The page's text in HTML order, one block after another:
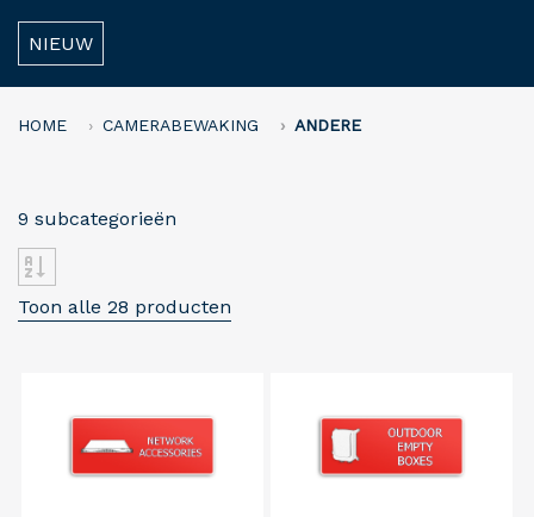
NIEUW
HOME CAMERABEWAKING ANDERE
9 subcategorieën
Toon alle 28 producten